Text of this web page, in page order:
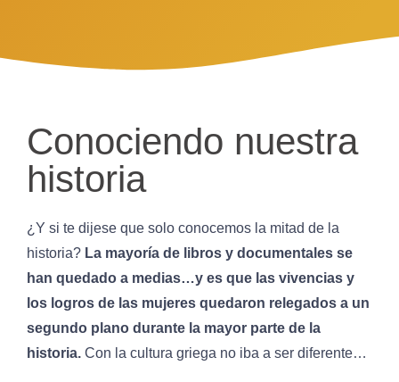
Conociendo nuestra
historia
¿Y si te dijese que solo conocemos la mitad de la
historia? La mayoría de libros y documentales se
han quedado a medias…y es que las vivencias y
los logros de las mujeres quedaron relegados a un
segundo plano durante la mayor parte de la
historia. Con la cultura griega no iba a ser diferente…